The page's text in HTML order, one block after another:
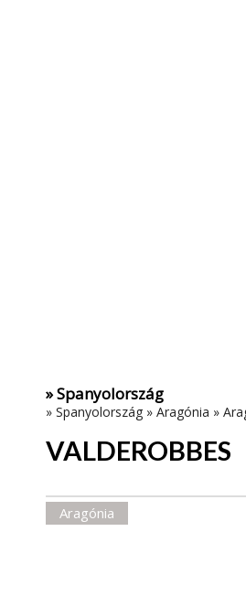
» Spanyolország
» Spanyolország » Aragónia »
VALDEROBBES
Aragónia